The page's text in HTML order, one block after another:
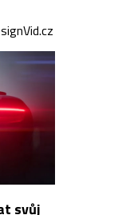
svůj